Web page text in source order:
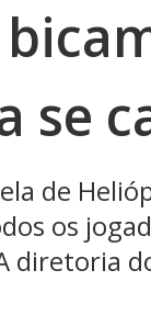
se
de
os
diretoria